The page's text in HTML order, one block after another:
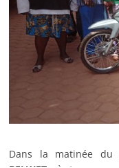
Dans la matinée du